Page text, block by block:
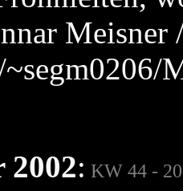
~segm0206/
2002: KW 44 -